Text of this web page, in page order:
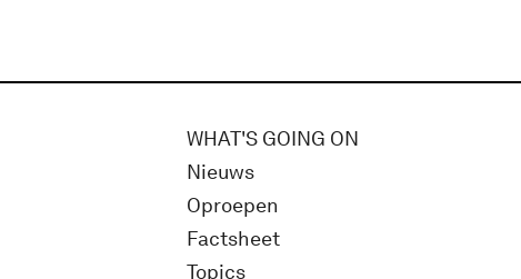
WHAT'S GOING ON
Nieuws
Oproepen
Factsheet
Topics